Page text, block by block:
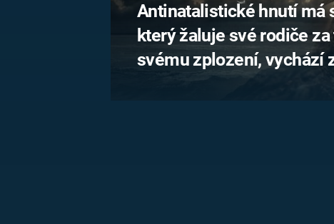
Antinatalistické hnutí má
který žaluje své rodiče
svému zplození, vychází